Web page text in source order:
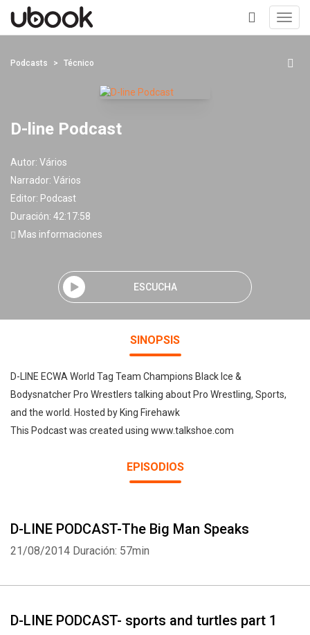
+
Podcasts Técnico
D-line Podcast
Autor: Vários
Narrador: Vários
Editor: Podcast
Duración: 42:17:58
Mas informaciones
ESCUCHA
SINOPSIS
D-LINE ECWA World Tag Team Champions Black Ice &
Bodysnatcher Pro Wrestlers talking about Pro Wrestling, Sports,
and the world. Hosted by King Firehawk
This Podcast was created using www.talkshoe.com
EPISODIOS
D-LINE PODCAST-The Big Man Speaks
21/08/2014 Duración: 57min
D-LINE PODCAST- sports and turtles part 1